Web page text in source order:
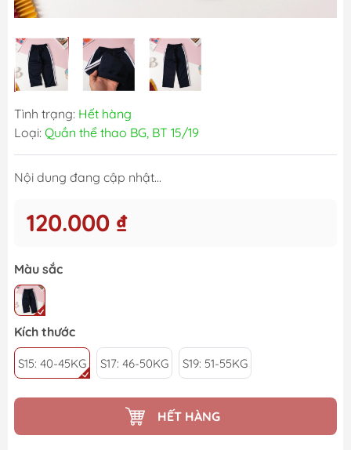
Tình trạng: Hết hàng
Loại: Quần thể thao BG, BT 15/19
Nội dung đang cập nhật...
120.000 ₫
Màu sắc
Kích thước
S15: 40-45KG S17: 46-50KG S19: 51-55KG
HẾT HÀNG